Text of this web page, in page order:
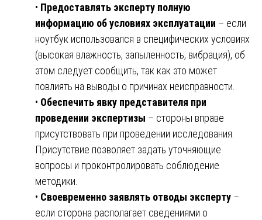
• Предоставлять эксперту полную
информацию об условиях эксплуатации – если
ноутбук использовался в специфических условиях
(высокая влажность, запыленность, вибрация), об
этом следует сообщить, так как это может
повлиять на выводы о причинах неисправности.
• Обеспечить явку представителя при
проведении экспертизы – стороны вправе
присутствовать при проведении исследования.
Присутствие позволяет задать уточняющие
вопросы и проконтролировать соблюдение
методики.
• Своевременно заявлять отводы эксперту –
если сторона располагает сведениями о